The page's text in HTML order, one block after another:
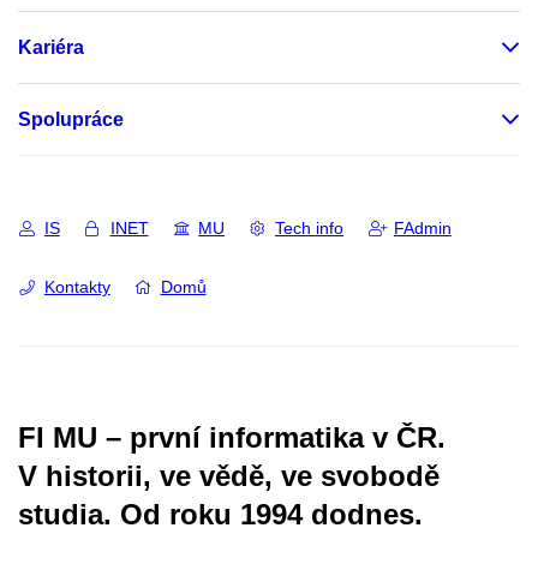
Kariéra
Spolupráce
IS INET MU Tech info FAdmin
Kontakty Domů
FI MU – první informatika v ČR.
V historii, ve vědě, ve svobodě
studia. Od roku 1994 dodnes.